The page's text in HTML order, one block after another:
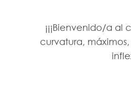
¡¡¡Bienvenido/a
curvatura,